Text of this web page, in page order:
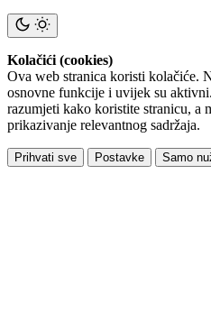
Kolačići (cookies)
Ova web stranica koristi kolačiće.
osnovne funkcije i uvijek su
razumjeti kako koristite stranicu, a
prikazivanje relevantnog sadržaja.
Prihvati sve Postavke Samo